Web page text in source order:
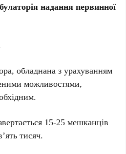
надання первинної
обладнана з урахуванням
можливостями,
15-25 мешканців
тисяч.